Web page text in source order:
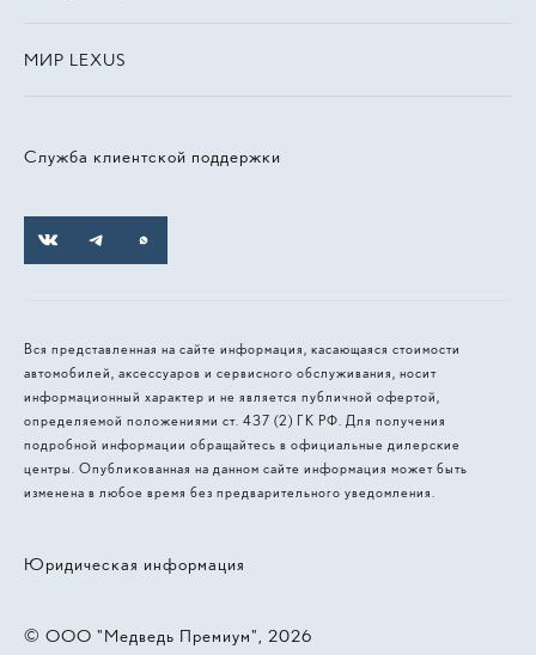
Служба клиентской поддержки
МИР LEXUS
Вся представленная на сайте информация, касающаяся стоимости
автомобилей, аксессуаров и сервисного обслуживания, носит
информационный характер и не является публичной офертой,
определяемой положениями ст. 437 (2) ГК РФ. Для получения
подробной информации обращайтесь в официальные дилерские
центры. Опубликованная на данном сайте информация может быть
изменена в любое время без предварительного уведомления.
© 2026, ООО "Медведь Премиум"
Юридическая информация